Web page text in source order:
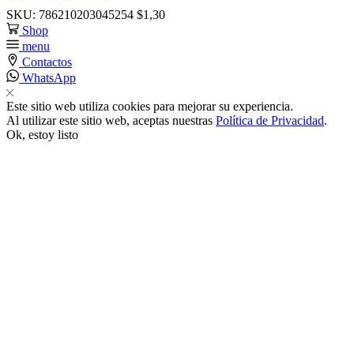
satın al
panel
panel
SKU: 786210203045254 $1,30
Shop
menu
Contactos
WhatsApp
Este sitio web utiliza cookies para mejorar su experiencia.
Al utilizar este sitio web, aceptas nuestras Política de Privacidad.
Ok, estoy listo